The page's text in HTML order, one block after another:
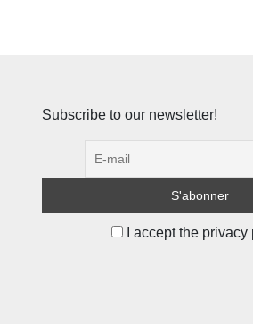
Subscribe to our newsletter!
I accept the privacy